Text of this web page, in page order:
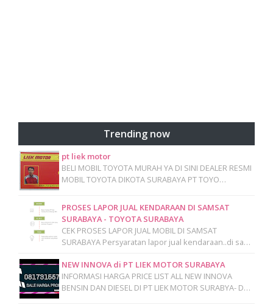
Trending now
pt liek motor
BELI MOBIL TOYOTA MURAH YA DI SINI DEALER RESMI
MOBIL TOYOTA DIKOTA SURABAYA PT TOYO…
PROSES LAPOR JUAL KENDARAAN DI SAMSAT
SURABAYA - TOYOTA SURABAYA
CEK PROSES LAPOR JUAL MOBIL DI SAMSAT
SURABAYA Persyaratan lapor jual kendaraan..di sa…
NEW INNOVA di PT LIEK MOTOR SURABAYA
INFORMASI HARGA PRICE LIST ALL NEW INNOVA
BENSIN DAN DIESEL DI PT LIEK MOTOR SURABYA- D…